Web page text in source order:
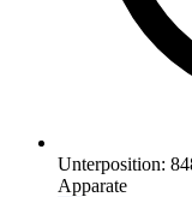
Unterposition:
Apparate